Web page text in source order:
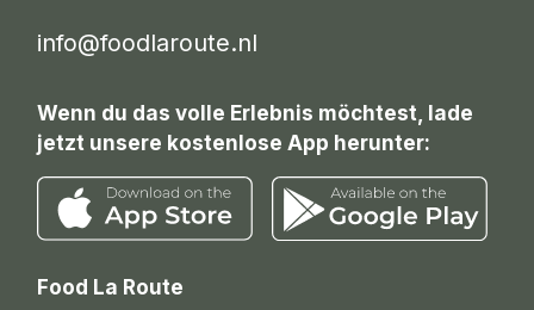
info@foodlaroute.nl
Wenn du das volle Erlebnis möchtest, lade
jetzt unsere kostenlose App herunter:
Food La Route